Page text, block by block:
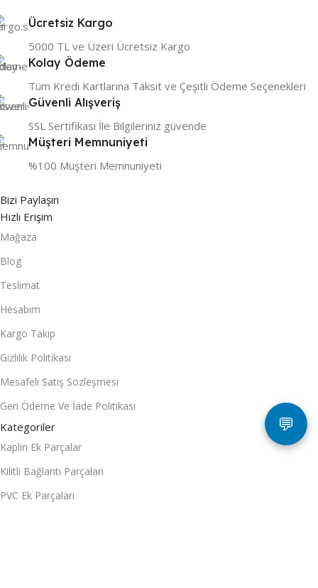
Ücretsiz Kargo
5000 TL ve Üzeri Ücretsiz Kargo
Kolay Ödeme
Tüm Kredi Kartlarına Taksit ve Çeşitli Ödeme Seçenekleri
Güvenli Alışveriş
SSL Sertifikası İle Bilgileriniz güvende
Müşteri Memnuniyeti
%100 Müşteri Memnuniyeti
Bizi Paylaşın
Hızlı Erişim
Mağaza
Blog
Teslimat
Hesabım
Kargo Takip
Gizlilik Politikası
Mesafeli Satış Sözleşmesi
Geri Ödeme Ve İade Politikası
Kategoriler
Kaplin Ek Parçalar
Kilitli Bağlantı Parçaları
PVC Ek Parçaları
💬